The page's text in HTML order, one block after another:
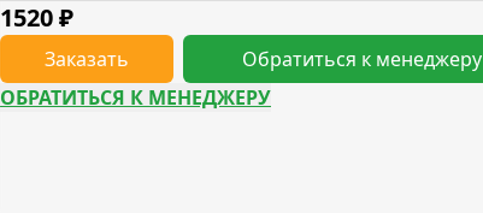
1520₽
Заказать
Обратиться к менеджеру
ОБРАТИТЬСЯ К МЕНЕДЖЕРУ